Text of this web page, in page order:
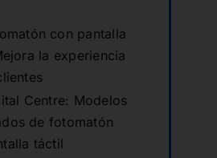
con pantalla
la experiencia
Centre: Modelos
de fotomatón
táctil